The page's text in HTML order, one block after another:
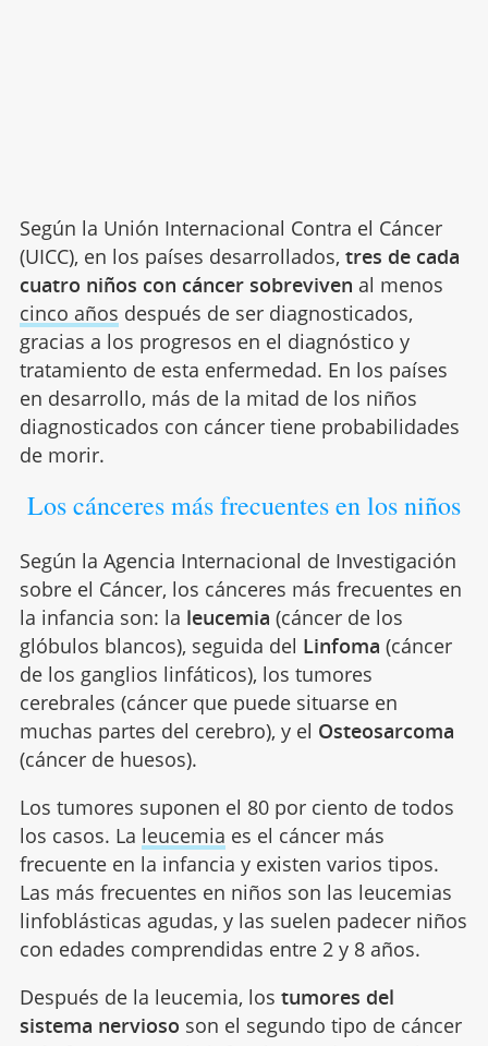
Según la Unión Internacional Contra el Cáncer
(UICC), en los países desarrollados, tres de cada
cuatro niños con cáncer sobreviven al menos
cinco años después de ser diagnosticados,
gracias a los progresos en el diagnóstico y
tratamiento de esta enfermedad. En los países
en desarrollo, más de la mitad de los niños
diagnosticados con cáncer tiene probabilidades
de morir.
Los cánceres más frecuentes en los niños
Según la Agencia Internacional de Investigación
sobre el Cáncer, los cánceres más frecuentes en
la infancia son: la leucemia (cáncer de los
glóbulos blancos), seguida del Linfoma (cáncer
de los ganglios linfáticos), los tumores
cerebrales (cáncer que puede situarse en
muchas partes del cerebro), y el Osteosarcoma
(cáncer de huesos).
Los tumores suponen el 80 por ciento de todos
los casos. La leucemia es el cáncer más
frecuente en la infancia y existen varios tipos.
Las más frecuentes en niños son las leucemias
linfoblásticas agudas, y las suelen padecer niños
con edades comprendidas entre 2 y 8 años.
Después de la leucemia, los tumores del
sistema nervioso son el segundo tipo de cáncer